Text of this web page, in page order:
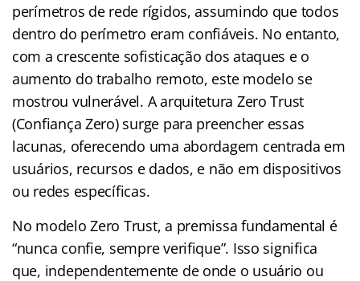
perímetros de rede rígidos, assumindo que todos
dentro do perímetro eram confiáveis. No entanto,
com a crescente sofisticação dos ataques e o
aumento do trabalho remoto, este modelo se
mostrou vulnerável. A arquitetura Zero Trust
(Confiança Zero) surge para preencher essas
lacunas, oferecendo uma abordagem centrada em
usuários, recursos e dados, e não em dispositivos
ou redes específicas.
No modelo Zero Trust, a premissa fundamental é
“nunca confie, sempre verifique”. Isso significa
que, independentemente de onde o usuário ou